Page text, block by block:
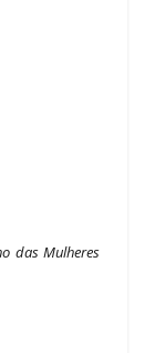
das Mulheres